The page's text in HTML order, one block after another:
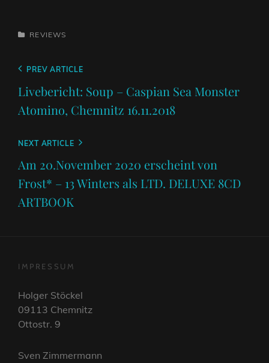
CATEGORIES
REVIEWS
Beitragsnavigation
Previous
Post
PREV ARTICLE
Livebericht: Soup – Caspian Sea Monster
Atomino, Chemnitz 16.11.2018
Next
NEXT ARTICLE
Am 20.November 2020 erscheint von
Frost* – 13 Winters als LTD. DELUXE 8CD
ARTBOOK
IMPRESSUM
Holger Stöckel
09113 Chemnitz
Ottostr. 9
Sven Zimmermann